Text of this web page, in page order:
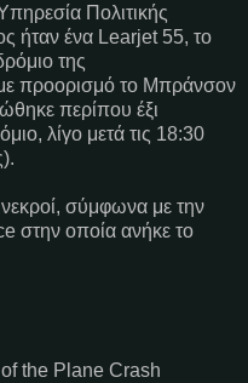
Πολιτικής
ήταν ένα Learjet 55, το
της
με προορισμό το Μπράνσον
περίπου έξι
λίγο μετά τις 18:30
νεκροί, σύμφωνα με την
στην οποία ανήκε το
the Plane Crash